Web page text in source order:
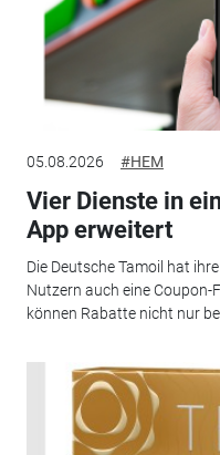
05.08.2026 #HEM
Vier Dienste in
App erweitert
Die Deutsche Tamoil hat
Nutzern auch eine
können Rabatte nicht nur